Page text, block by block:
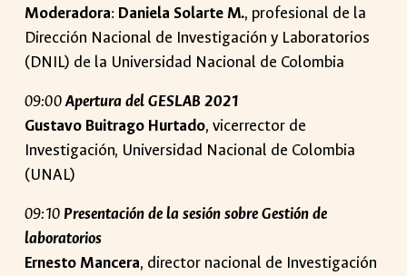
Moderadora: Daniela Solarte M., profesional de la
Dirección Nacional de Investigación y Laboratorios
(DNIL) de la Universidad Nacional de Colombia
09:00Apertura del GESLAB 2021
Gustavo Buitrago Hurtado, vicerrector de
Investigación, Universidad Nacional de Colombia
(UNAL)
09:10 Presentación de la sesión sobre Gestión de
laboratorios
Ernesto Mancera, director nacional de Investigación